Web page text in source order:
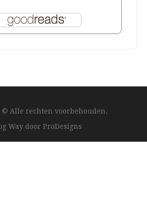
© Alle rechten voorbehouden.
Way door ProDesigns